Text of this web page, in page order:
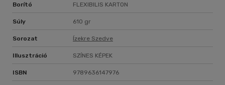
Borító FLEXIBILIS KARTON
Súly 610 gr
Sorozat Ízekre Szedve
Illusztráció SZÍNES KÉPEK
ISBN 9789636147976